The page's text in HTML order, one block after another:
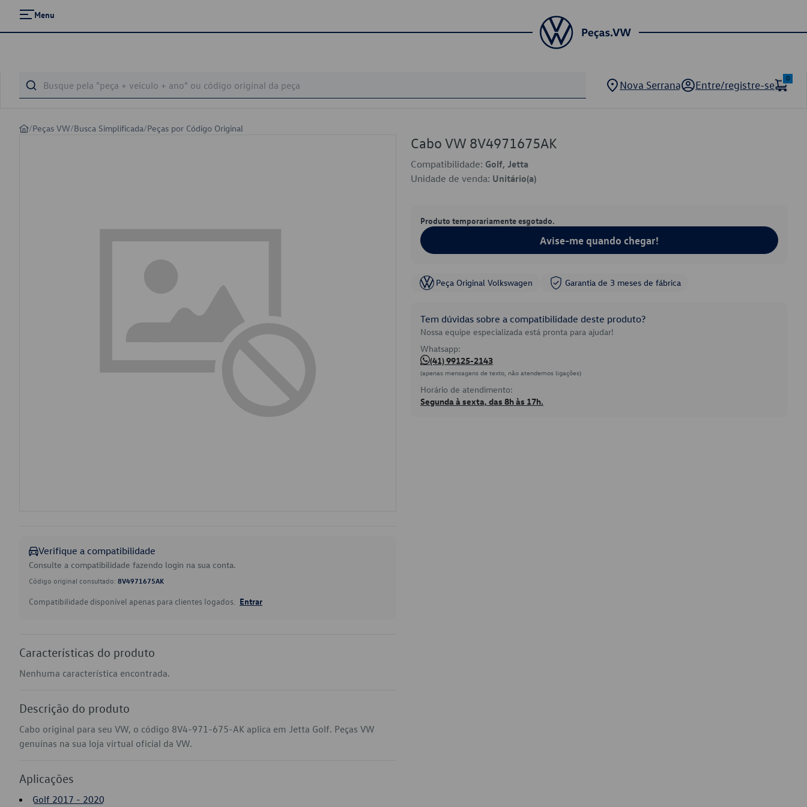
Menu
Nova Serrana Entre/registre-se
0
/Peças VW/Busca Simplificada/Peças por Código Original
Verifique a compatibilidade
Consulte a compatibilidade fazendo login na sua conta.
Código original consultado: 8V4971675AK
Compatibilidade disponível apenas para clientes logados. Entrar
Características do produto
Nenhuma característica encontrada.
Descrição do produto
Cabo original para seu VW, o código 8V4-971-675-AK aplica em Jetta Golf. Peças VW
genuínas na sua loja virtual oficial da VW.
Aplicações
Golf 2017 - 2020
Cabo VW 8V4971675AK
Compatibilidade: Golf, Jetta
Unidade de venda: Unitário(a)
Produto temporariamente esgotado.
Avise-me quando chegar!
Peça Original Volkswagen Garantia de 3 meses de fábrica
Tem dúvidas sobre a compatibilidade deste produto?
Nossa equipe especializada está pronta para ajudar!
Whatsapp:
(41) 99125-2143
(apenas mensagens de texto, não atendemos ligações)
Horário de atendimento:
Segunda à sexta, das 8h às 17h.